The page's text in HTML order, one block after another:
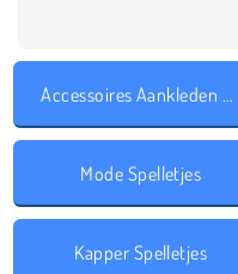
Accessoires Aankleden Spelletjes
Mode Spelletjes
Kapper Spelletjes